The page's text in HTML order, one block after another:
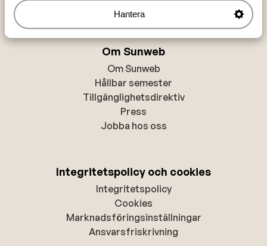
Hantera
Om Sunweb
Om Sunweb
Hållbar semester
Tillgänglighetsdirektiv
Press
Jobba hos oss
Integritetspolicy och cookies
Integritetspolicy
Cookies
Marknadsföringsinställningar
Ansvarsfriskrivning